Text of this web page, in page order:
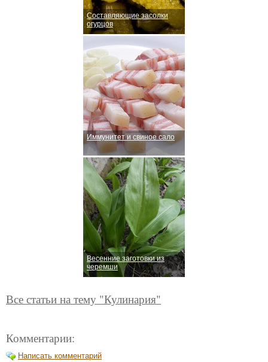
Составляющие засолки
огурцов
Иммунитет и свиное сало
Весенние заготовки из
черемши
Все статьи на тему "Кулинария"
Комментарии:
Написать комментарий